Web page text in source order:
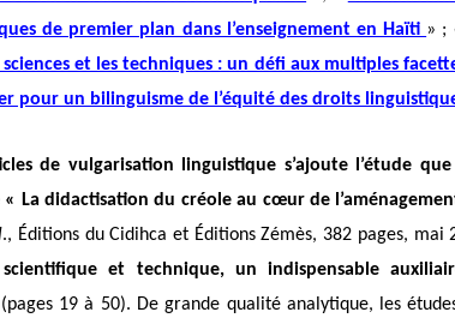
de premier plan dans l’enseignement en Haïti » ;
sciences et les techniques : un défi aux multiples
pour un bilinguisme de l’équité des droits
de vulgarisation linguistique s’ajoute l’étude
« La didactisation du créole au cœur de
., Éditions du Cidihca et Éditions Zémès, 382 pages,
scientifique et technique, un indispensable
19 à 50). De grande qualité analytique, les